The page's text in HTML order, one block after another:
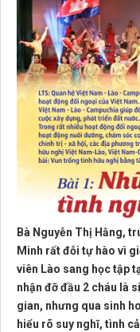
Bà Nguyễn Thị Hằng,
Minh rất đỗi tự hào vì
viên Lào sang học tập
nhận đỡ đầu 2 cháu là
gian, nhưng qua sinh
hiểu rõ suy nghĩ, tình